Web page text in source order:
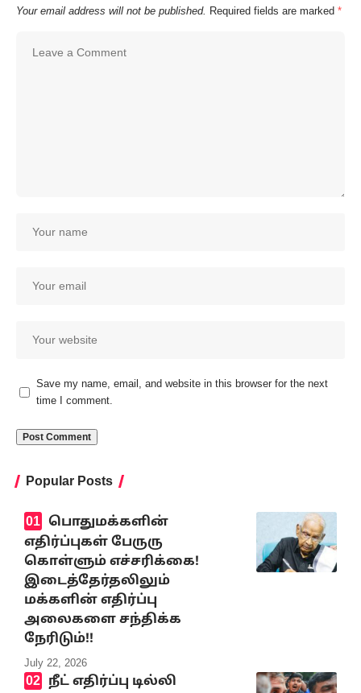
Your email address will not be published. Required fields are marked *
Save my name, email, and website in this browser for the next
time I comment.
Popular Posts
பொதுமக்களின்
எதிர்ப்புகள் பேருரு
கொள்ளும் எச்சரிக்கை!
இடைத்தேர்தலிலும்
மக்களின் எதிர்ப்பு
அலைகளை சந்திக்க
நேரிடும்!!
July 22, 2026
நீட் எதிர்ப்பு டில்லி